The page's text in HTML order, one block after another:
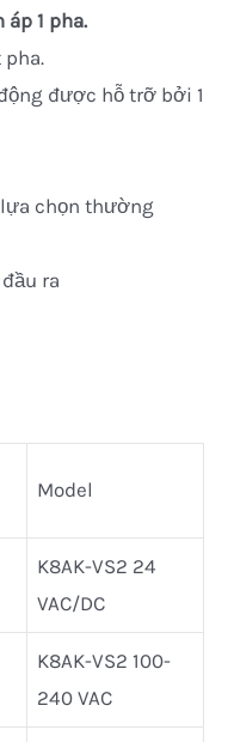
1 pha.
pha.
được hỗ trỡ bởi 1
chọn thường
ra
Model
K8AK-VS2 24
VAC/DC
K8AK-VS2 100-
240 VAC